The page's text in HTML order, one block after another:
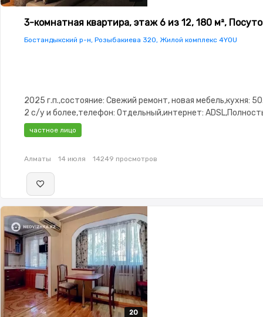
3-комнатная квартира, этаж 6 из 12, 180 м²,
Бостандыкский р-н, Розыбакиева 320, Жилой комплекс 4YOU
2025 г.п.,состояние: Свежий ремонт, новая мебель,кухня:
2 с/у и более,телефон: Отдельный,интернет:
меблирована,Полностью меблирована,паркинг:
Паркинг,Домофон,Кодовый замок,Видеодомофон
частное лицо
Алматы 14 июля 14249 просмотров
20
20
20
20
20